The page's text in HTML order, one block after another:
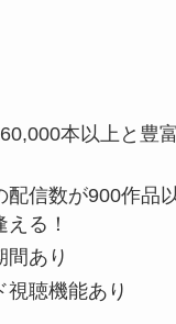
本以上と豊
配信数が900作品
る！
間あり
視聴機能あり